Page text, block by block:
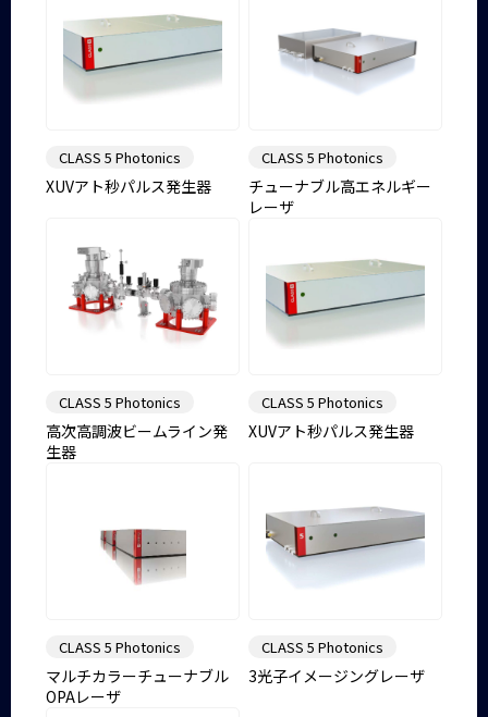
CLASS 5 Photonics
XUVアト秒パルス発生器
CLASS 5 Photonics
チューナブル高エネルギー
レーザ
CLASS 5 Photonics
高次高調波ビームライン発
生器
CLASS 5 Photonics
XUVアト秒パルス発生器
CLASS 5 Photonics
マルチカラーチューナブル
OPAレーザ
CLASS 5 Photonics
3光子イメージングレーザ